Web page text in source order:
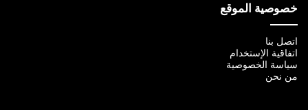
خصوصية الموقع
اتصل بنا
اتفاقية الإستخدام
سياسة الخصوصية
من نحن